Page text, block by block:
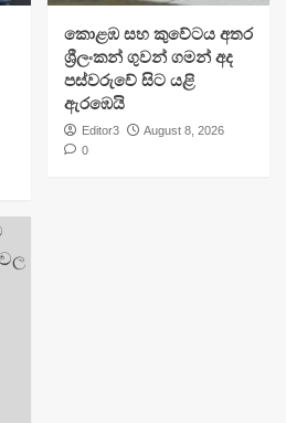
​කොළඹ සහ කුවේටය අතර
ශ්‍රීලංකන් ගුවන් ගමන් අද
පස්වරුවේ සිට යළි
ඇරඹෙයි
Editor3
August 8, 2026
0